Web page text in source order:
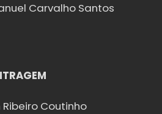
Carvalho Santos
Ribeiro Coutinho